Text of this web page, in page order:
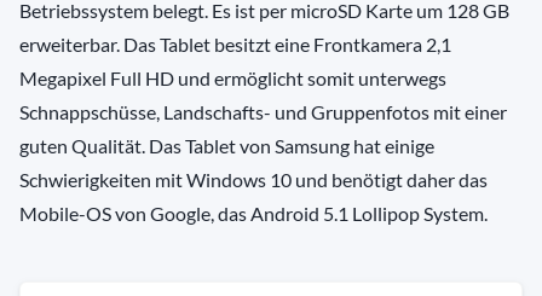
Betriebssystem belegt. Es ist per microSD Karte um 128 GB
erweiterbar. Das Tablet besitzt eine Frontkamera 2,1
Megapixel Full HD und ermöglicht somit unterwegs
Schnappschüsse, Landschafts- und Gruppenfotos mit einer
guten Qualität. Das Tablet von Samsung hat einige
Schwierigkeiten mit Windows 10 und benötigt daher das
Mobile-OS von Google, das Android 5.1 Lollipop System.